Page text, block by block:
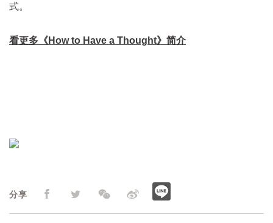
式。
看更多 《 How to Have a Thought》 简介
分享